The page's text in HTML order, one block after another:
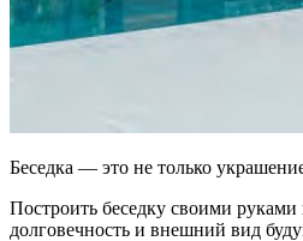
Беседка — это не только
Построить беседку своими руками
долговечность и внешний вид